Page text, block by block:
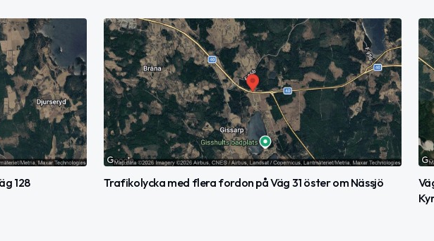
128 Trafikolycka med flera fordon på Väg 31 öster om Nässjö